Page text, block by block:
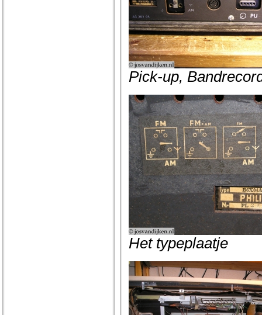
Pick-up,
Het typeplaatje